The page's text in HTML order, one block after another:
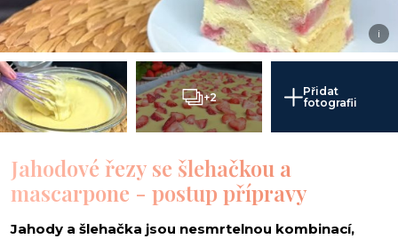
i
+2
Přidat
fotografii
Jahodové řezy se šlehačkou a
mascarpone - postup přípravy
Jahody a šlehačka jsou nesmrtelnou kombinací,